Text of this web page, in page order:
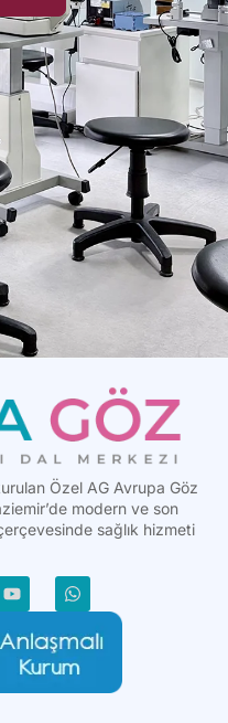
Özel AG Avrupa Göz
modern ve son
sağlık hizmeti